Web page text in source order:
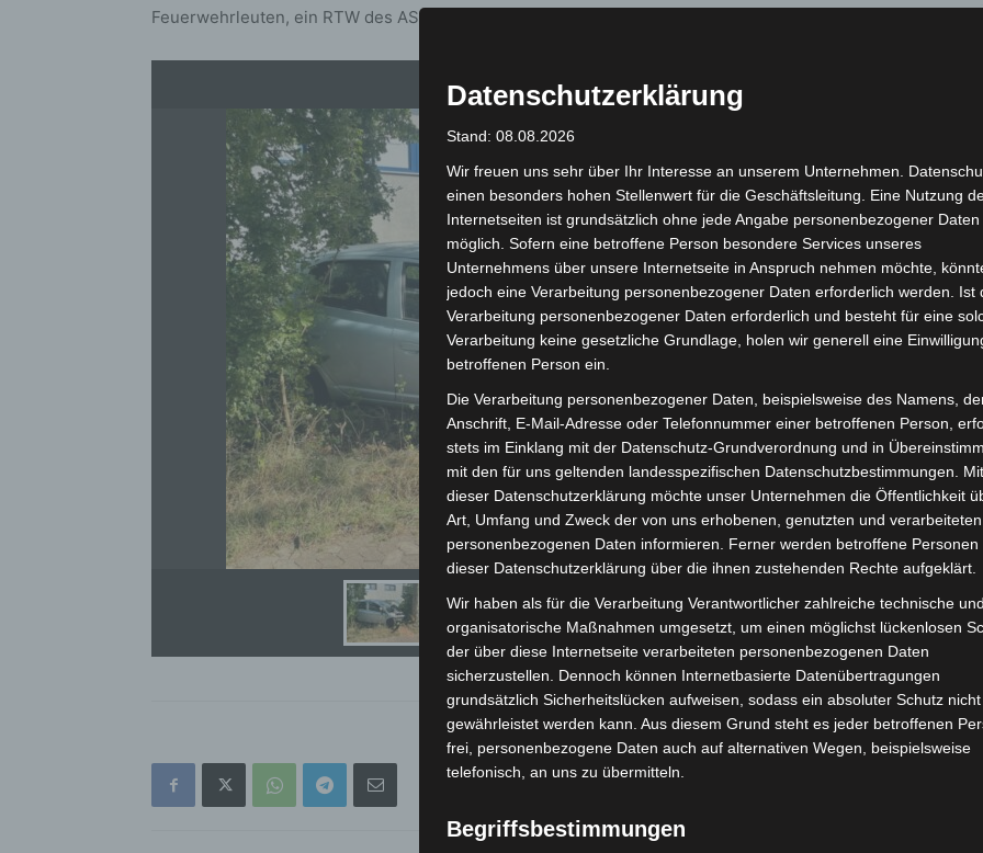
Feuerwehrleuten, ein RTW des ASB Barsinghausen, Christoph Niedersachsen und die Polizei.
PKW fährt frontal gegen einen Baum. - Quelle: Feuerwehr Barsinghausen
Datenschutzerklärung
Stand: 08.08.2026
Wir freuen uns sehr über Ihr Interesse an unserem Unternehmen.
einen besonders hohen Stellenwert für die Geschäftsleitung. Eine Nutzung
Internetseiten ist grundsätzlich ohne jede Angabe personenbezogener Daten
möglich. Sofern eine betroffene Person besondere Services unseres
Unternehmens über unsere Internetseite in Anspruch nehmen möchte,
jedoch eine Verarbeitung personenbezogener Daten erforderlich werden. Ist
Verarbeitung personenbezogener Daten erforderlich und besteht für eine
Verarbeitung keine gesetzliche Grundlage, holen wir generell eine
betroffenen Person ein.
Die Verarbeitung personenbezogener Daten, beispielsweise des Namens,
Anschrift, E-Mail-Adresse oder Telefonnummer einer betroffenen Person,
stets im Einklang mit der Datenschutz-Grundverordnung und in
mit den für uns geltenden landesspezifischen Datenschutzbestimmungen.
dieser Datenschutzerklärung möchte unser Unternehmen die Öffentlichkeit
Art, Umfang und Zweck der von uns erhobenen, genutzten und verarbeiteten
personenbezogenen Daten informieren. Ferner werden betroffene Personen
dieser Datenschutzerklärung über die ihnen zustehenden Rechte aufgeklärt.
Wir haben als für die Verarbeitung Verantwortlicher zahlreiche technische und
organisatorische Maßnahmen umgesetzt, um einen möglichst lückenlosen
der über diese Internetseite verarbeiteten personenbezogenen Daten
sicherzustellen. Dennoch können Internetbasierte Datenübertragungen
grundsätzlich Sicherheitslücken aufweisen, sodass ein absoluter Schutz nicht
gewährleistet werden kann. Aus diesem Grund steht es jeder betroffenen
frei, personenbezogene Daten auch auf alternativen Wegen, beispielsweise
telefonisch, an uns zu übermitteln.
Begriffsbestimmungen